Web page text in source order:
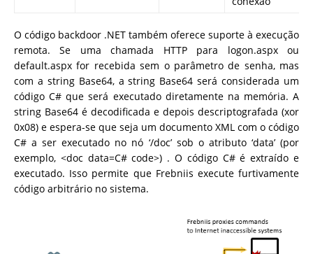
O código backdoor .NET também oferece suporte à execução
remota. Se uma chamada HTTP para logon.aspx ou
default.aspx for recebida sem o parâmetro de senha, mas
com a string Base64, a string Base64 será considerada um
código C# que será executado diretamente na memória. A
string Base64 é decodificada e depois descriptografada (xor
0x08) e espera-se que seja um documento XML com o código
C# a ser executado no nó ‘/doc’ sob o atributo ‘data’ (por
exemplo, <doc data=C# code>) . O código C# é extraído e
executado. Isso permite que Frebniis execute furtivamente
código arbitrário no sistema.